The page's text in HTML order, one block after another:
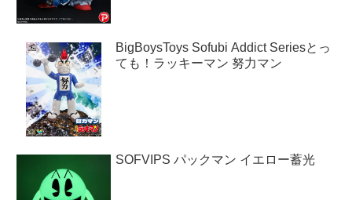
BigBoysToys Sofubi Addict Seriesとっ
ても！ラッキーマン 努力マン
SOFVIPS パックマン イエロー蓄光